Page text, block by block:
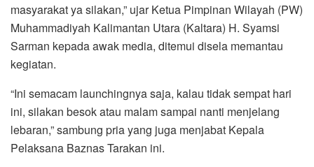
masyarakat ya silakan,” ujar Ketua Pimpinan Wilayah (PW)
Muhammadiyah Kalimantan Utara (Kaltara) H. Syamsi
Sarman kepada awak media, ditemui disela memantau
kegiatan.
“Ini semacam launchingnya saja, kalau tidak sempat hari
ini, silakan besok atau malam sampai nanti menjelang
lebaran,” sambung pria yang juga menjabat Kepala
Pelaksana Baznas Tarakan ini.